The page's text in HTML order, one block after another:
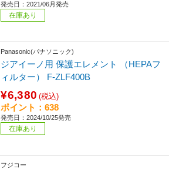
発売日：2021/06月発売
在庫あり
Panasonic(パナソニック)
ジアイーノ用 保護エレメント （HEPAフ
ィルター） F-ZLF400B
¥6,380 (税込)
ポイント：638
発売日：2024/10/25発売
在庫あり
フジコー